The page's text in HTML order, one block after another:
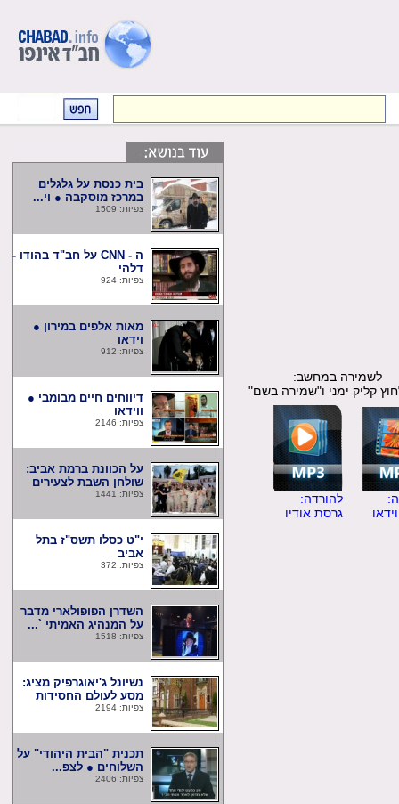
במחשב:
קליק ימני ו"שמירה בשם"
להורדה:
גרסת אודיו
בית כנסת על גלגלים
במרכז מוסקבה ● וי...
צפיות: 1509
ה - CNN על חב"ד בהודו -
דלהי
צפיות: 924
מאות אלפים במירון ●
וידאו
צפיות: 912
דיווחים חיים מבומבי ●
ווידאו
צפיות: 2146
על הכוונת ברמת אביב:
שולחן השבת לצעירים
צפיות: 1441
י"ט כסלו תשס"ז בתל
אביב
צפיות: 372
השדרן הפופולארי מדבר
על המנהיג האמיתי `...
צפיות: 1518
נשיונל ג'יאוגרפיק מציג:
מסע לעולם החסידות
צפיות: 2194
תכנית "הבית היהודי" על
השלוחים ● לצפ...
צפיות: 2406